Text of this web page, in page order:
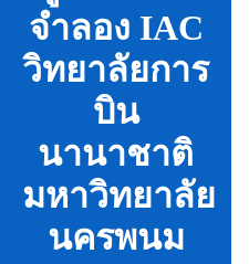
จำลอง IAC
วิทยาลัยการ
บิน
นานาชาติ
มหาวิทยาลัย
นครพนม